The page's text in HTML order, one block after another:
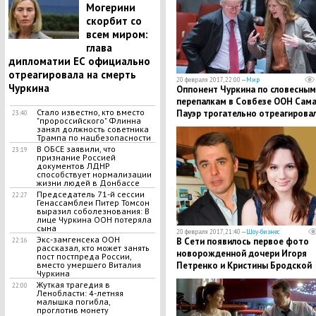
Могерини
скорбит со
всем миром:
глава
дипломатии ЕС официально
отреагировала на смерть
Чуркина
23:40
Стало известно, кто вместо
"пророссийского" Флинна
занял должность советника
Трампа по нацбезопасности
23:19
В ОБСЕ заявили, что
признание Россией
документов ЛДНР
способствует нормализации
жизни людей в Донбассе
22:27
​Председатель 71-й сессии
Генассамблеи Питер Томсон
выразил соболезнования: В
лице Чуркина ООН потеряла
сына
22:16
Экс-замгенсека ООН
рассказал, кто может занять
пост постпреда России,
вместо умершего Виталия
Чуркина
22:00
​Жуткая трагедия в
Ленобласти: 4-летняя
малышка погибла,
проглотив монету
20 февраля 2017, 22:00 —Мир
Оппонент Чуркина по словесным
перепалкам в Совбезе ООН
Пауэр трогательно
на его смерть
20 февраля 2017, 21:40 —Шоу-бизнес
В Сети появилось первое фото
новорожденной дочери Игоря
Петренко и Кристины Бродской